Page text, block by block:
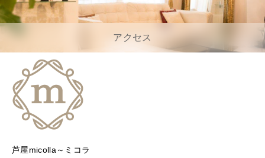
アクセス
芦屋micolla～ミコラ